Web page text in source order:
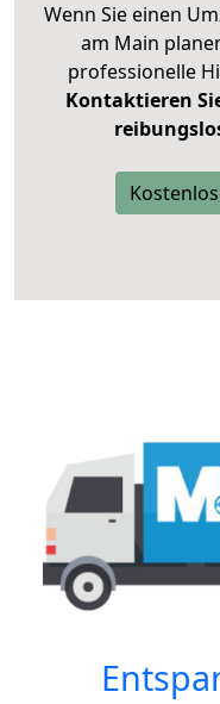
Wenn Sie einen
am Main
professionelle
Kontaktieren